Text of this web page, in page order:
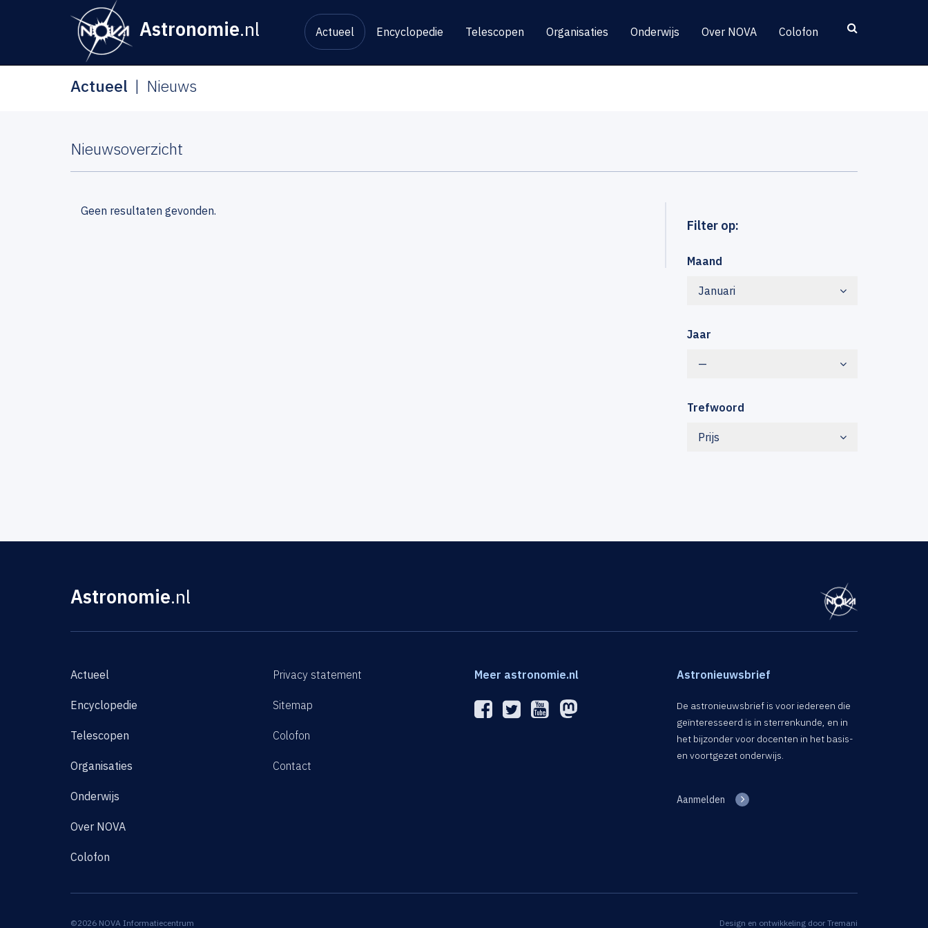
Astronomie.nl Actueel Encyclopedie Telescopen Organisaties Onderwijs Over NOVA Colofon
Actueel Nieuws
Nieuwsoverzicht
Filter op:
Maand
Januari
Jaar
—
Trefwoord
Prijs
Geen resultaten gevonden.
Astronomie.nl
Actueel
Encyclopedie
Telescopen
Organisaties
Onderwijs
Over NOVA
Colofon
Privacy statement
Sitemap
Colofon
Contact
Meer astronomie.nl Astronieuwsbrief
De astronieuwsbrief is voor iedereen die
geïnteresseerd is in sterrenkunde, en in
het bijzonder voor docenten in het basis-
en voortgezet onderwijs.
Aanmelden
©2026 NOVA Informatiecentrum Design en ontwikkeling door Tremani